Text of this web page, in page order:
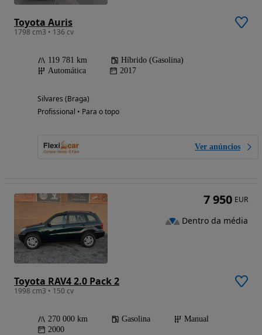
Toyota Auris
1798 cm3 • 136 cv
119 781 km
Híbrido (Gasolina)
Automática
2017
Silvares (Braga)
Profissional • Para o topo
Ver anúncios
Toyota RAV4 2.0 Pack 2
1998 cm3 • 150 cv
270 000 km Gasolina
Manual
2000
7 950 EUR
Dentro da média